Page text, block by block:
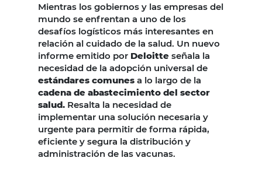
Mientras los gobiernos y las empresas del
mundo se enfrentan a uno de los
desafíos logísticos más interesantes en
relación al cuidado de la salud. Un nuevo
informe emitido por Deloitte señala la
necesidad de la adopción universal de
estándares comunes a lo largo de la
cadena de abastecimiento del sector
salud. Resalta la necesidad de
implementar una solución necesaria y
urgente para permitir de forma rápida,
eficiente y segura la distribución y
administración de las vacunas.